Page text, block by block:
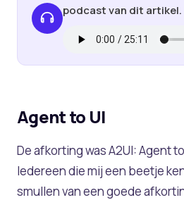
podcast van dit artikel.
Agent to UI
De afkorting was A2UI: Agent
Iedereen die mij een beetje
smullen van een goede